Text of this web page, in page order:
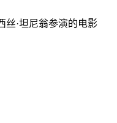
丝·坦尼翁参演的电影